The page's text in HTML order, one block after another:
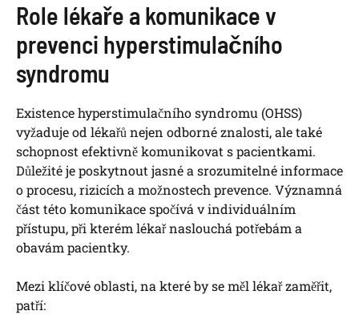
Role lékaře a komunikace v
prevenci hyperstimulačního
syndromu
Existence hyperstimulačního syndromu (OHSS)
vyžaduje od lékařů nejen odborné znalosti, ale také
schopnost efektivně komunikovat s pacientkami.
Důležité je poskytnout jasné a srozumitelné informace
o procesu, rizicích a možnostech prevence. Významná
část této komunikace spočívá v individuálním
přístupu, při kterém lékař naslouchá potřebám a
obavám pacientky.
Mezi klíčové oblasti, na které by se měl lékař zaměřit,
patří: